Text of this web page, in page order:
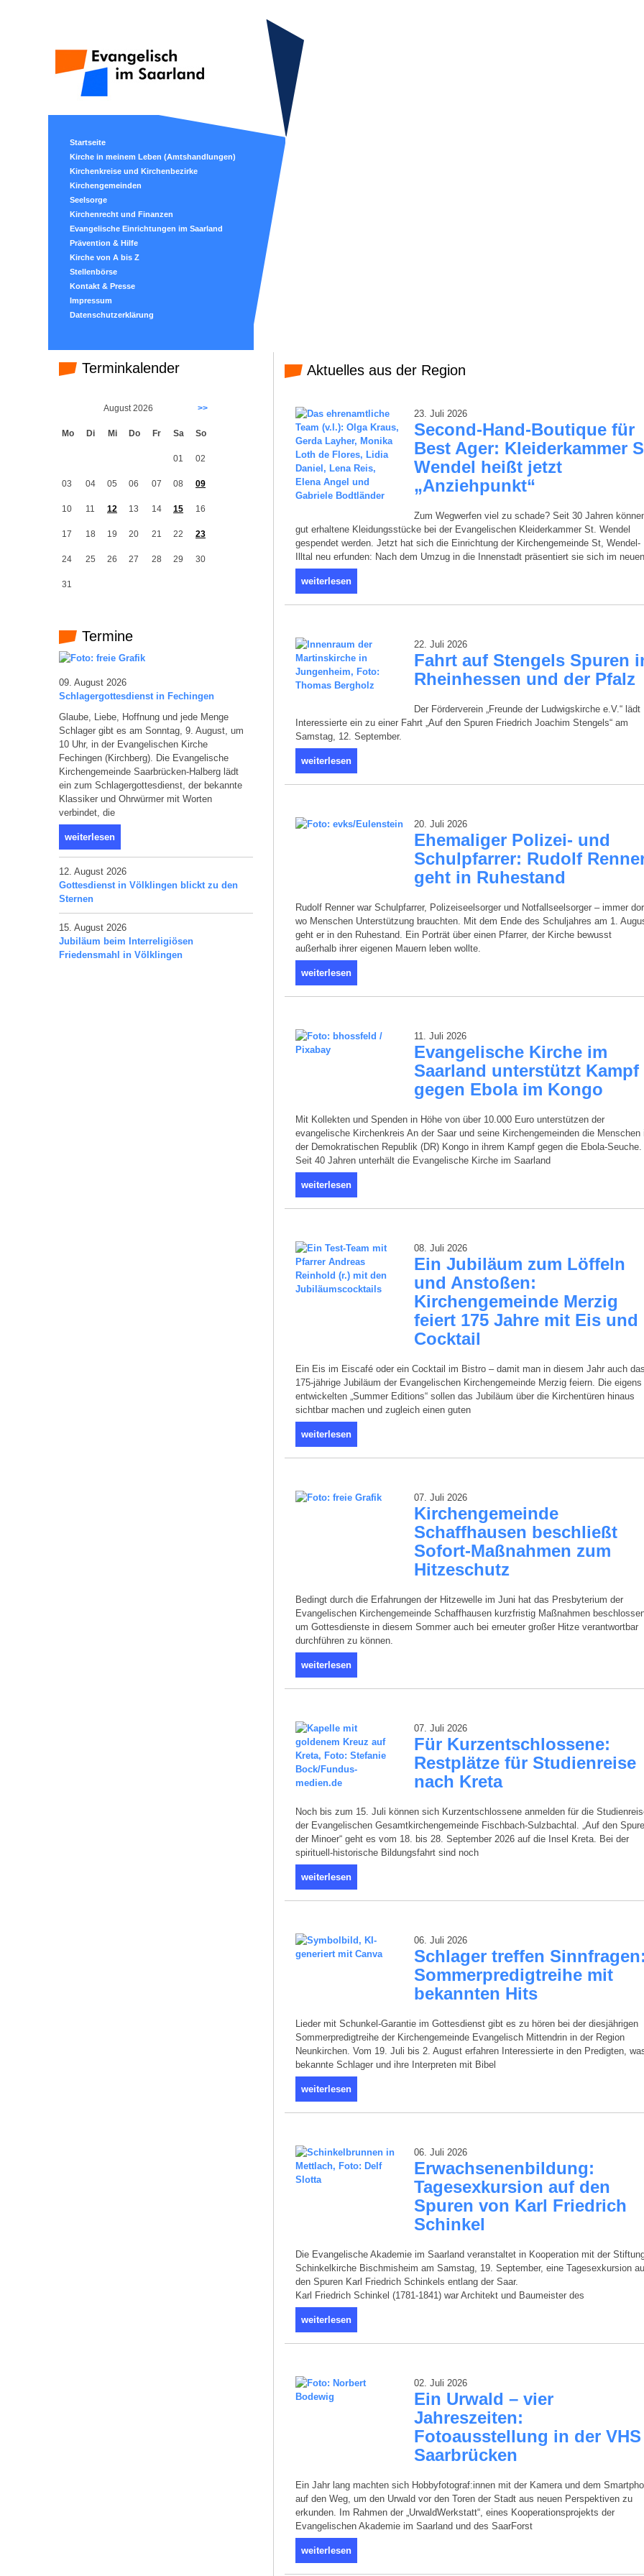
Startseite
Kirche in meinem Leben (Amtshandlungen)
Kirchenkreise und Kirchenbezirke
Kirchengemeinden
Seelsorge
Kirchenrecht und Finanzen
Evangelische Einrichtungen im Saarland
Prävention & Hilfe
Kirche von A bis Z
Stellenbörse
Kontakt & Presse
Impressum
Datenschutzerklärung
Terminkalender
August 2026 >>
Mo Di Mi Do Fr Sa So
01 02
03 04 05 06 07 08 09
10 11 12 13 14 15 16
17 18 19 20 21 22 23
24 25 26 27 28 29 30
31
Termine
09. August 2026
Schlagergottesdienst in Fechingen
Glaube, Liebe, Hoffnung und jede Menge
Schlager gibt es am Sonntag, 9. August, um
10 Uhr, in der Evangelischen Kirche
Fechingen (Kirchberg). Die Evangelische
Kirchengemeinde Saarbrücken-Halberg lädt
ein zum Schlagergottesdienst, der bekannte
Klassiker und Ohrwürmer mit Worten
verbindet, die
weiterlesen
12. August 2026
Gottesdienst in Völklingen blickt zu den
Sternen
15. August 2026
Jubiläum beim Interreligiösen
Friedensmahl in Völklingen
Aktuelles aus der Region
23. Juli 2026
Second-Hand-Boutique für
Best Ager: Kleiderkammer
Wendel heißt jetzt
„Anziehpunkt“
Zum Wegwerfen viel zu schade? Seit 30 Jahren
gut erhaltene Kleidungsstücke bei der Evangelischen Kleiderkammer St. Wendel
gespendet werden. Jetzt hat sich die Einrichtung der Kirchengemeinde St, Wendel-
Illtal neu erfunden: Nach dem Umzug in die Innenstadt präsentiert sie sich im neuen
weiterlesen
22. Juli 2026
Fahrt auf Stengels Spuren
Rheinhessen und der Pfalz
Der Förderverein „Freunde der Ludwigskirche e.V.“ lädt
Interessierte ein zu einer Fahrt „Auf den Spuren Friedrich Joachim Stengels“ am
Samstag, 12. September.
weiterlesen
20. Juli 2026
Ehemaliger Polizei- und
Schulpfarrer: Rudolf
geht in Ruhestand
Rudolf Renner war Schulpfarrer, Polizeiseelsorger und Notfallseelsorger – immer
wo Menschen Unterstützung brauchten. Mit dem Ende des Schuljahres am 1.
geht er in den Ruhestand. Ein Porträt über einen Pfarrer, der Kirche bewusst
außerhalb ihrer eigenen Mauern leben wollte.
weiterlesen
11. Juli 2026
Evangelische Kirche im
Saarland unterstützt Kampf
gegen Ebola im Kongo
Mit Kollekten und Spenden in Höhe von über 10.000 Euro unterstützen der
evangelische Kirchenkreis An der Saar und seine Kirchengemeinden die Menschen
der Demokratischen Republik (DR) Kongo in ihrem Kampf gegen die Ebola-Seuche.
Seit 40 Jahren unterhält die Evangelische Kirche im Saarland
weiterlesen
08. Juli 2026
Ein Jubiläum zum Löffeln
und Anstoßen:
Kirchengemeinde Merzig
feiert 175 Jahre mit Eis und
Cocktail
Ein Eis im Eiscafé oder ein Cocktail im Bistro – damit man in diesem Jahr auch
175-jährige Jubiläum der Evangelischen Kirchengemeinde Merzig feiern. Die eigens
entwickelten „Summer Editions“ sollen das Jubiläum über die Kirchentüren hinaus
sichtbar machen und zugleich einen guten
weiterlesen
07. Juli 2026
Kirchengemeinde
Schaffhausen beschließt
Sofort-Maßnahmen zum
Hitzeschutz
Bedingt durch die Erfahrungen der Hitzewelle im Juni hat das Presbyterium der
Evangelischen Kirchengemeinde Schaffhausen kurzfristig Maßnahmen
um Gottesdienste in diesem Sommer auch bei erneuter großer Hitze verantwortbar
durchführen zu können.
weiterlesen
07. Juli 2026
Für Kurzentschlossene:
Restplätze für Studienreise
nach Kreta
Noch bis zum 15. Juli können sich Kurzentschlossene anmelden für die
der Evangelischen Gesamtkirchengemeinde Fischbach-Sulzbachtal. „Auf den
der Minoer“ geht es vom 18. bis 28. September 2026 auf die Insel Kreta. Bei der
spirituell-historische Bildungsfahrt sind noch
weiterlesen
06. Juli 2026
Schlager treffen
Sommerpredigtreihe mit
bekannten Hits
Lieder mit Schunkel-Garantie im Gottesdienst gibt es zu hören bei der diesjährigen
Sommerpredigtreihe der Kirchengemeinde Evangelisch Mittendrin in der Region
Neunkirchen. Vom 19. Juli bis 2. August erfahren Interessierte in den Predigten,
bekannte Schlager und ihre Interpreten mit Bibel
weiterlesen
06. Juli 2026
Erwachsenenbildung:
Tagesexkursion auf den
Spuren von Karl Friedrich
Schinkel
Die Evangelische Akademie im Saarland veranstaltet in Kooperation mit der
Schinkelkirche Bischmisheim am Samstag, 19. September, eine Tagesexkursion
den Spuren Karl Friedrich Schinkels entlang der Saar.
Karl Friedrich Schinkel (1781-1841) war Architekt und Baumeister des
weiterlesen
02. Juli 2026
Ein Urwald – vier
Jahreszeiten:
Fotoausstellung in der VHS
Saarbrücken
Ein Jahr lang machten sich Hobbyfotograf:innen mit der Kamera und dem
auf den Weg, um den Urwald vor den Toren der Stadt aus neuen Perspektiven zu
erkunden. Im Rahmen der „UrwaldWerkstatt“, eines Kooperationsprojekts der
Evangelischen Akademie im Saarland und des SaarForst
weiterlesen